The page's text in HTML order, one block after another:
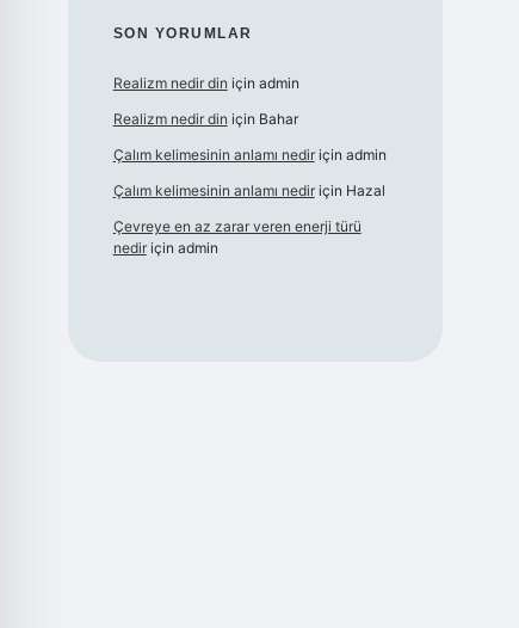
SON YORUMLAR
Realizm nedir din için admin
Realizm nedir din için Bahar
Çalım kelimesinin anlamı nediriçin admin
Çalım kelimesinin anlamı nediriçin Hazal
Çevreye en az zarar veren enerji türü
nediriçin admin